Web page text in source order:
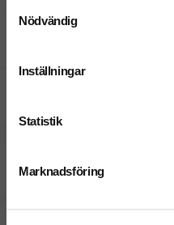
Nödvändig
Inställningar
Statistik
Marknadsföring
24 Augusti